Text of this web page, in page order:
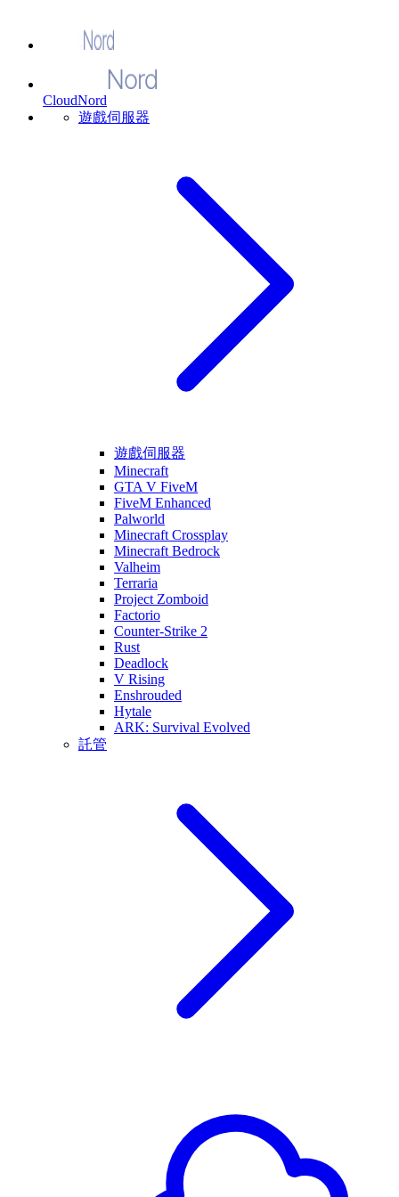
CloudNord
遊戲伺服器
遊戲伺服器
Minecraft
GTA V FiveM
FiveM Enhanced
Palworld
Minecraft Crossplay
Minecraft Bedrock
Valheim
Terraria
Project Zomboid
Factorio
Counter-Strike 2
Rust
Deadlock
V Rising
Enshrouded
Hytale
ARK: Survival Evolved
託管